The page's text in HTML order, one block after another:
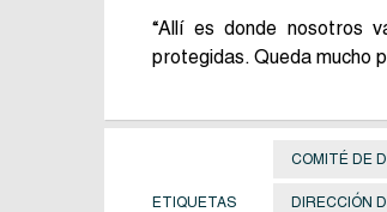
“Allí es donde nosotros
protegidas. Queda mucho
ETIQUETAS
COMITÉ DE
DIRECCIÓN